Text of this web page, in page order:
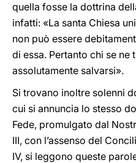
quella fosse la dottrina
infatti: «La santa Chiesa
non può essere
di essa. Pertanto chi se
assolutamente salvarsi».
Si trovano inoltre solenni
cui si annuncia lo stesso
Fede, promulgato dal
III, con l’assenso del
IV, si leggono queste